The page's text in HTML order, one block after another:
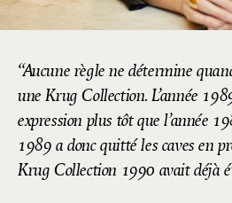
Aucune règle ne détermine
une Krug Collection. L’année
expression plus tôt que l’année
1989 a donc quitté les caves en
Krug Collection 1990 avait déjà